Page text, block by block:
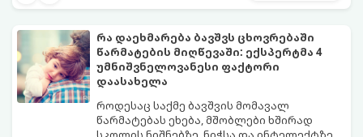
გადაჭარბებული მოთხოვნები
-დანაშაულის განცდა შიგნიდან ფიტავს
ადამიანს და ართმევს მას აწმყოთი
ტკბობის უნარს.
საკუთარი თუ საზოგადოებრივი მორალური
კოდექსი. თუმცა, როდესაც ეს ემოცია
ქრონიკულ ფორმას იღებს, ის ნევროზულ,
ტოქსიკურ სინდრომად იქცევა.
გთავაზობთ პრაქტიკულ, ფსიქოლოგიურ
გზამკვლევს, თუ როგორ დაამუშაოთ
წარსულის შეცდომები და
გათავისუფლდეთ ამ მძიმე ტვირთისგან:
რა დაეხმარება ბავშვს ცხოვრებაში
წარმატების მიღწევაში: ექსპერტმა 4
უმნიშვნელოვანესი ფაქტორი
დაასახელა
როდესაც საქმე ბავშვის მომავალ
წარმატებას ეხება, მშობლები ხშირად